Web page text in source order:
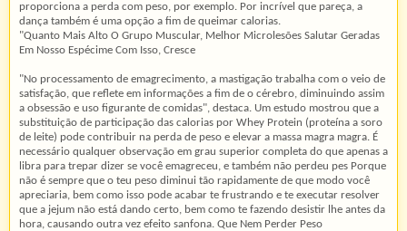
proporciona a perda com peso, por exemplo. Por incrível que pareça, a
dança também é uma opção a fim de queimar calorias.
"Quanto Mais Alto O Grupo Muscular, Melhor Microlesões Salutar Geradas
Em Nosso Espécime Com Isso, Cresce
"No processamento de emagrecimento, a mastigação trabalha com o veio de
satisfação, que reflete em informações a fim de o cérebro, diminuindo assim
a obsessão e uso figurante de comidas", destaca. Um estudo mostrou que a
substituição de participação das calorias por Whey Protein (proteína a soro
de leite) pode contribuir na perda de peso e elevar a massa magra magra. É
necessário qualquer observação em grau superior completa do que apenas a
libra para trepar dizer se você emagreceu, e também não perdeu pes Porque
não é sempre que o teu peso diminui tão rapidamente de que modo você
apreciaria, bem como isso pode acabar te frustrando e te executar resolver
que a jejum não está dando certo, bem como te fazendo desistir lhe antes da
hora, causando outra vez efeito sanfona. Que Nem Perder Peso